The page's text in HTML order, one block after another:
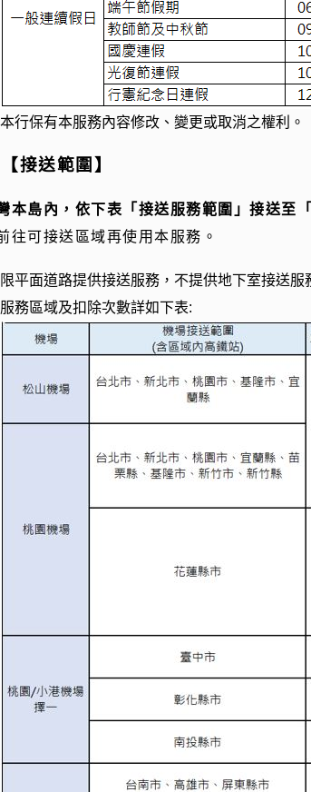
本行保有本服務內容修改、變更或取消之權利。
接送範圍】
本島內，依下表「接送服務範圍」接送至
往可接送區域再使用本服務。
限平面道路提供接送服務，不提供地下室接送服
服務區域及扣除次數詳如下表: